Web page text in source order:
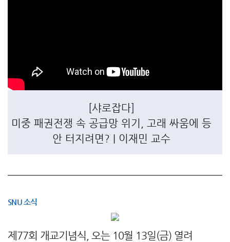
[샤로잡다]
미중 패권전쟁 속 공급망 위기, 고래 싸움에 등
안 터지려면? | 이재민 교수
SNU 소식
제77회 개교기념식, 오는 10월 13일(금) 열려